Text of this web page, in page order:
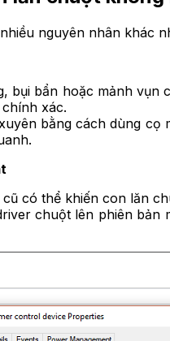
nguyên nhân khác
bụi bẩn hoặc mảnh
xác.
bằng cách dùng cọ
có thể khiến con lăn
chuột lên phiên bản